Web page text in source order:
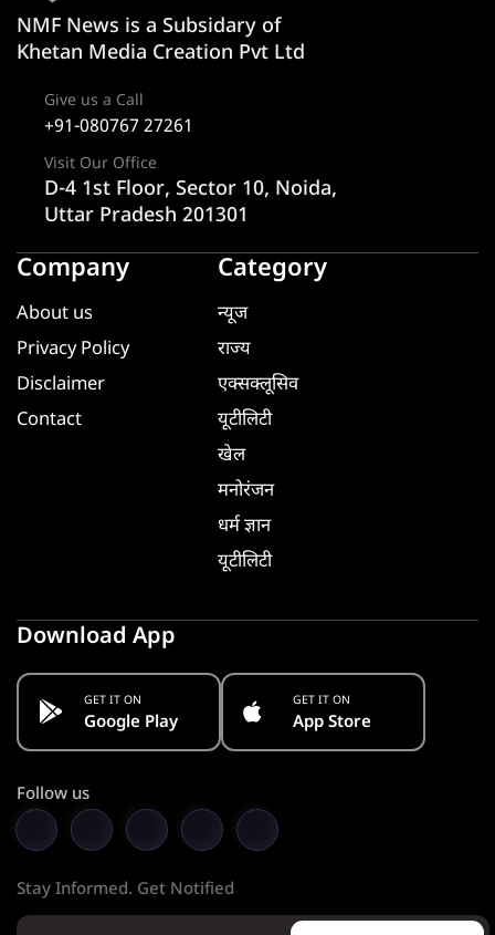
NMF News is a Subsidary of
Khetan Media Creation Pvt Ltd
Give us a Call
+91-080767 27261
Visit Our Office
D-4 1st Floor, Sector 10, Noida,
Uttar Pradesh 201301
Company
About us
Privacy Policy
Disclaimer
Contact
Category
न्यूज
राज्य
एक्सक्लूसिव
यूटीलिटी
खेल
मनोरंजन
धर्म ज्ञान
यूटीलिटी
Download App
GET IT ON
Google Play
GET IT ON
App Store
Follow us
Stay Informed. Get Notified